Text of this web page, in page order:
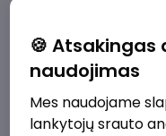
Pridėti naują
Kokios srities
🍪 Atsakingas
naudojimas
Mes naudojame
lankytojų srauto